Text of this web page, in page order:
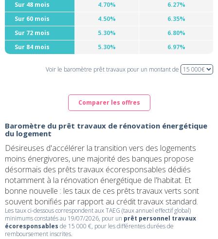
Sur 48 mois 4.70%
6.27%
Sur 60 mois
4.50%
6.35%
Sur 72 mois
5.30%
6.80%
Sur 84 mois
5.30% 6.97%
Voir le baromètre prêt travaux pour un montant de
Comparer les offres
Baromètre du prêt travaux de rénovation énergétique
du logement
Désireuses d'accélérer la transition vers des logements
moins énergivores, une majorité des banques propose
désormais des prêts travaux écoresponsables dédiés
notamment à la rénovation énergétique de l'habitat. Et
bonne nouvelle : les taux de ces prêts travaux verts sont
souvent bonifiés par rapport au crédit travaux standard.
Les taux ci-dessous correspondent aux TAEG (taux annuel effectif global)
minimums constatés au 19/07/2026, pour un prêt personnel travaux
écoresponsables de 15 000 €, pour les différentes durées de
remboursement inscrites.